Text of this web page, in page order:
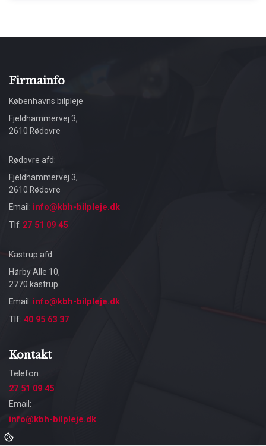
Firmainfo
Københavns bilpleje
Fjeldhammervej 3,
2610 Rødovre
Rødovre afd:
Fjeldhammervej 3,
2610 Rødovre
Email: info@kbh-bilpleje.dk
Tlf: 27 51 09 45
Kastrup afd:
Hørby Alle 10,
2770 kastrup
Email: info@kbh-bilpleje.dk
Tlf: 40 95 63 37
Kontakt
Telefon:
27 51 09 45
Email:
info@kbh-bilpleje.dk